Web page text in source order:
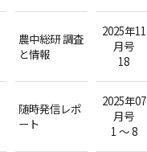
農中総研 調査
と情報
2025年11
月号
18
随時発信レポ
ート
2025年07
月号
1 ～ 8